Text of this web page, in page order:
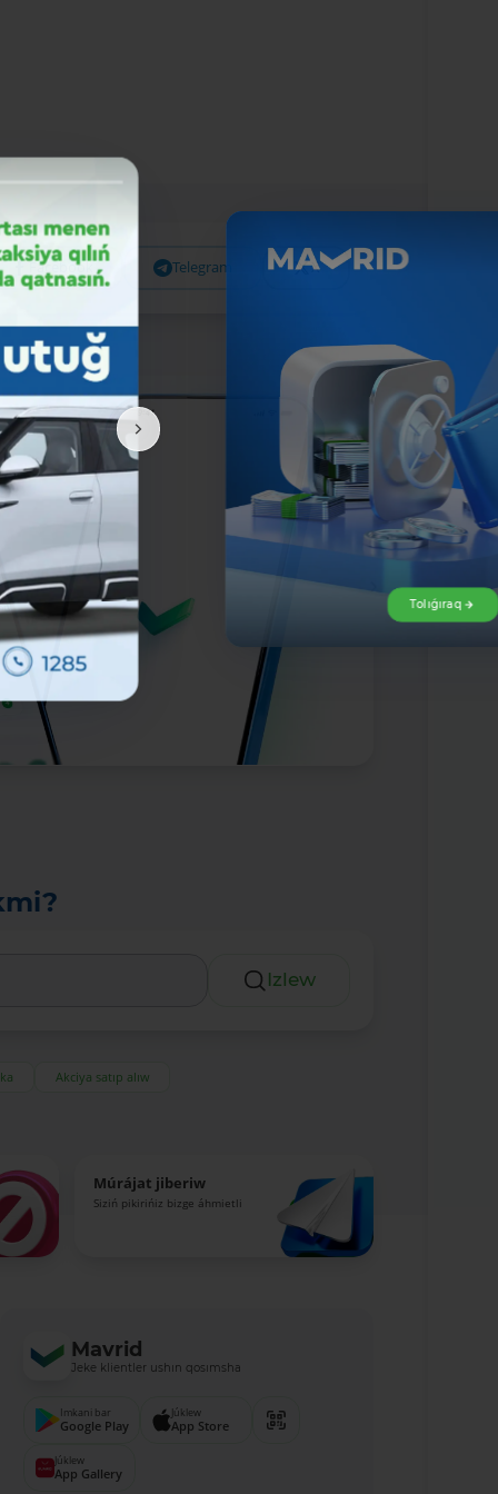
Facebook Telegram X
Izlew
Akciya satıp alıw
Múrájat jiberiw
Siziń pikirińiz bizge áhmietli
Mavrid
Jeke klientler ushın qosımsha
Imkani bar
Google Play
Júklew
App Store
Júklew
App Gallery
Tolıǵıraq